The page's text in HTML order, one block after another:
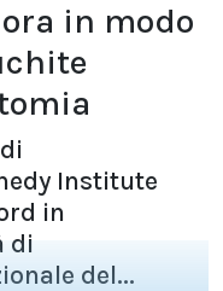
in modo
Institute
in
di
del...